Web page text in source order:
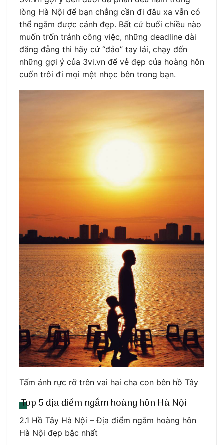
lòng Hà Nội để bạn chẳng cần đi đâu xa vẫn có
thể ngắm được cảnh đẹp. Bất cứ buổi chiều nào
muốn trốn tránh công việc, những deadline dài
đăng đẵng thì hãy cứ “đảo” tay lái, chạy đến
những gợi ý của 3vi.vn để vẻ đẹp của hoàng hôn
cuốn trôi đi mọi mệt nhọc bên trong bạn.
Tấm ảnh rực rỡ trên vai hai cha con bên hồ Tây
Top 5 địa điểm ngắm hoàng hôn Hà Nội
2.1 Hồ Tây Hà Nội – Địa điểm ngắm hoàng hôn
Hà Nội đẹp bậc nhất